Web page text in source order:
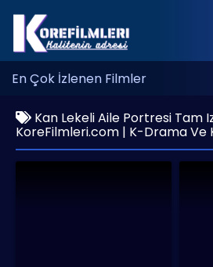
En Çok İzlenen Filmler
Kan Lekeli Aile Portresi Tam
KoreFilmleri.com | K-Drama Ve